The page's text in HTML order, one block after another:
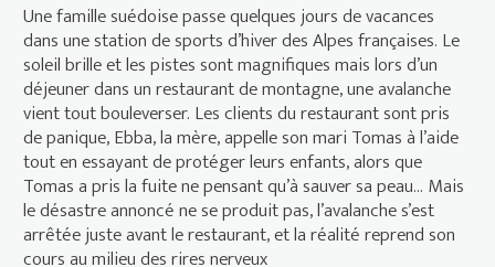
Une famille suédoise passe quelques jours de vacances
dans une station de sports d’hiver des Alpes françaises. Le
soleil brille et les pistes sont magnifiques mais lors d’un
déjeuner dans un restaurant de montagne, une avalanche
vient tout bouleverser. Les clients du restaurant sont pris
de panique, Ebba, la mère, appelle son mari Tomas à l’aide
tout en essayant de protéger leurs enfants, alors que
Tomas a pris la fuite ne pensant qu’à sauver sa peau… Mais
le désastre annoncé ne se produit pas, l’avalanche s’est
arrêtée juste avant le restaurant, et la réalité reprend son
cours au milieu des rires nerveux